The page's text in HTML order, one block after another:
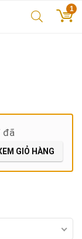
1
đã
GIỎ HÀNG